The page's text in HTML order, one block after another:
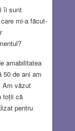
îi sunt
mi-a făcut-
amabilitatea
50 de ani am
Am văzut
toții că
pentru